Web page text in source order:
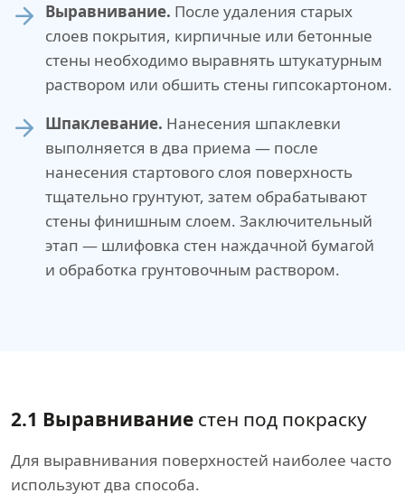
Выравнивание. После удаления старых
слоев покрытия, кирпичные или бетонные
стены необходимо выравнять штукатурным
раствором или обшить стены гипсокартоном.
Шпаклевание. Нанесения шпаклевки
выполняется в два приема — после
нанесения стартового слоя поверхность
тщательно грунтуют, затем обрабатывают
стены финишным слоем. Заключительный
этап — шлифовка стен наждачной бумагой
и обработка грунтовочным раствором.
2.1 Выравнивание стен под покраску
Для выравнивания поверхностей наиболее часто
используют два способа.